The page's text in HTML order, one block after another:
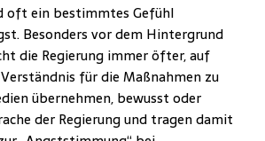
oft ein bestimmtes Gefühl
Besonders vor dem Hintergrund
die Regierung immer öfter, auf
für die Maßnahmen zu
übernehmen, bewusst oder
der Regierung und tragen damit